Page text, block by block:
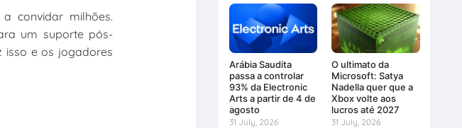
convidar milhões.
um suporte pós-
isso e os jogadores
Arábia Saudita
passa a controlar
93% da Electronic
Arts a partir de 4 de
agosto
31 July, 2026
O ultimato da
Microsoft: Satya
Nadella quer que a
Xbox volte aos
lucros até 2027
31 July, 2026